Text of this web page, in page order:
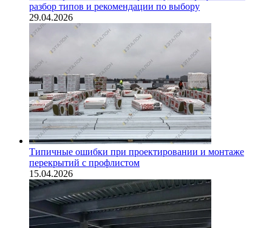
разбор типов и рекомендации по выбору
29.04.2026
Типичные ошибки при проектировании и монтаже
перекрытий с профлистом
15.04.2026